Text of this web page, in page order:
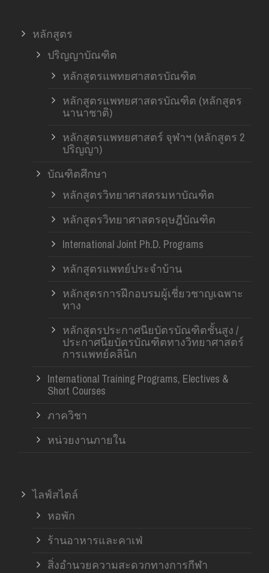
หลักสูตร
ปริญญาบัณฑิต
หลักสูตรแพทยศาสตรบัณฑิต
หลักสูตรแพทยศาสตรบัณฑิต (หลักสูตร
นานาชาติ)
หลักสูตรแพทยศาสตร์ จุฬาฯ (หลักสูตร 2
ปริญญา)
บัณฑิตศึกษา
หลักสูตรวิทยาศาสตรมหาบัณฑิต
หลักสูตรวิทยาศาสตรดุษฎีบัณฑิต
International Joint Ph.D. Programs
หลักสูตรแพทย์ประจำบ้าน
หลักสูตรการฝึกอบรมผู้เชี่ยวชาญเฉพาะ
ทาง
หลักสูตรประกาศนียบัตรบัณฑิตชั้นสูง /
ประกาศนียบัตรบัณฑิตทางวิทยาศาสตร์
การแพทย์คลินิก
International Training Programs, Electives &
Short Courses
ภาควิชา
หน่วยงานภายใน
ไลฟ์สไตล์
หอพัก
ร้านอาหารและคาเฟ่
สิ่งอำนวยความสะดวกทางการกีฬา